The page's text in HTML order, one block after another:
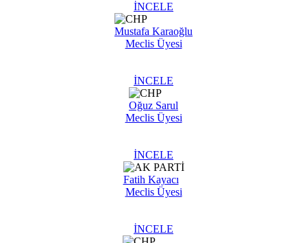
İNCELE
Mustafa Karaoğlu
Meclis Üyesi
İNCELE
Oğuz Sarul
Meclis Üyesi
İNCELE
Fatih Kayacı
Meclis Üyesi
İNCELE